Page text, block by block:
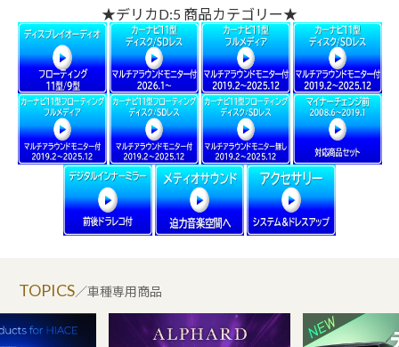
★デリカD:5 商品カテゴリー★
／車種専用商品